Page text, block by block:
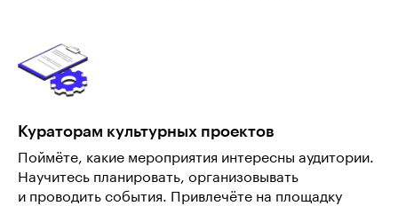
Кураторам культурных проектов
Поймёте, какие мероприятия интересны аудитории.
Научитесь планировать, организовывать
и проводить события. Привлечёте на площадку